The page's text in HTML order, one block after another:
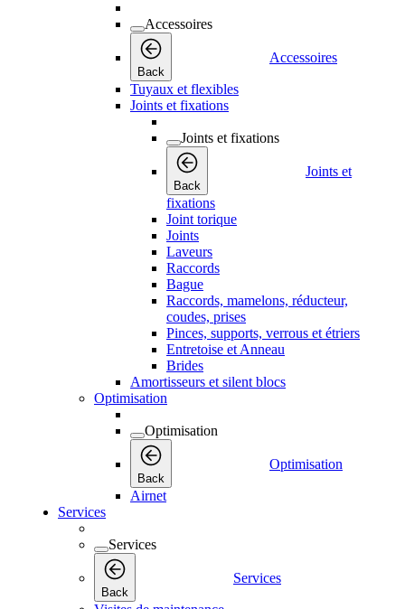
Accessoires
Back
Accessoires
Tuyaux et flexibles
Joints et fixations
Joints et fixations
Back
Joints et
fixations
Joint torique
Joints
Laveurs
Raccords
Bague
Raccords, mamelons, réducteur,
coudes, prises
Pinces, supports, verrous et étriers
Entretoise et Anneau
Brides
Amortisseurs et silent blocs
Optimisation
Optimisation
Back
Optimisation
Airnet
Services
Services
Back
Services